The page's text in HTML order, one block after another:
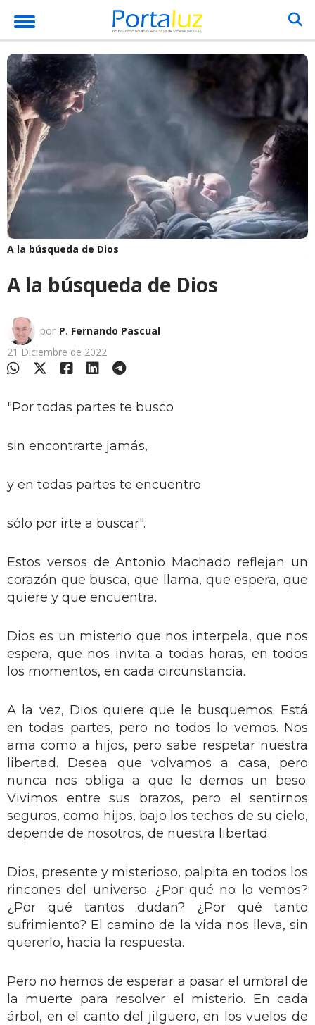
A la búsqueda de Dios
A la búsqueda de Dios
por P. Fernando Pascual
21 Diciembre de 2022
"Por todas partes te busco
sin encontrarte jamás,
y en todas partes te encuentro
sólo por irte a buscar".
Estos versos de Antonio Machado reflejan un
corazón que busca, que llama, que espera, que
quiere y que encuentra.
Dios es un misterio que nos interpela, que nos
espera, que nos invita a todas horas, en todos
los momentos, en cada circunstancia.
A la vez, Dios quiere que le busquemos. Está
en todas partes, pero no todos lo vemos. Nos
ama como a hijos, pero sabe respetar nuestra
libertad. Desea que volvamos a casa, pero
nunca nos obliga a que le demos un beso.
Vivimos entre sus brazos, pero el sentirnos
seguros, como hijos, bajo los techos de su cielo,
depende de nosotros, de nuestra libertad.
Dios, presente y misterioso, palpita en todos los
rincones del universo. ¿Por qué no lo vemos?
¿Por qué tantos dudan? ¿Por qué tanto
sufrimiento? El camino de la vida nos lleva, sin
quererlo, hacia la respuesta.
Pero no hemos de esperar a pasar el umbral de
la muerte para resolver el misterio. En cada
árbol, en el canto del jilguero, en los vuelos de